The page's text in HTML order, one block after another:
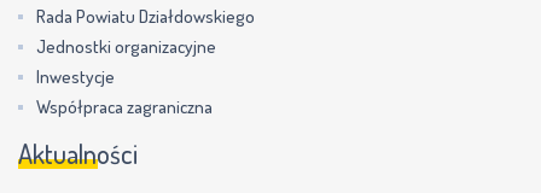
Rada Powiatu Działdowskiego
Jednostki organizacyjne
Inwestycje
Współpraca zagraniczna
Aktualności